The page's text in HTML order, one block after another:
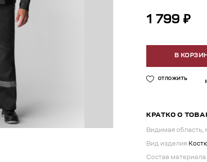
1 799 ₽
В
ОТЛОЖИТЬ
КРАТКО О
Видимая область,
Вид изделия
Состав материала